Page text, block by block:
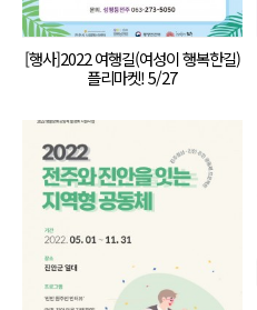
[행사]2022 여행길(여성이 행복한길)
플리마켓! 5/27